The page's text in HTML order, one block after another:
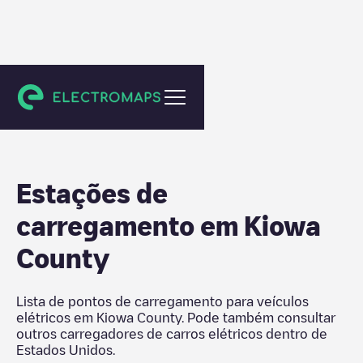
Estados Unidos
Estações de
carregamento em Kiowa
County
Lista de pontos de carregamento para veículos
elétricos em Kiowa County. Pode também consultar
outros carregadores de carros elétricos dentro de
Estados Unidos